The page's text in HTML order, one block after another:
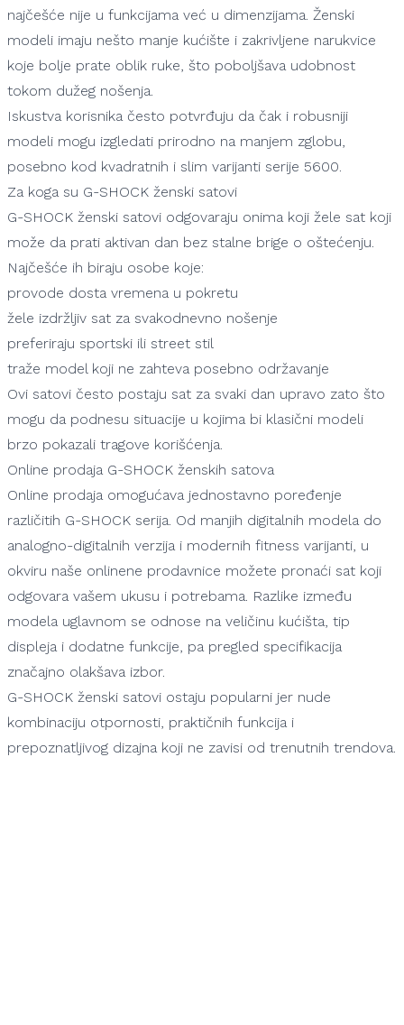
najčešće nije u funkcijama već u dimenzijama. Ženski
modeli imaju nešto manje kućište i zakrivljene narukvice
koje bolje prate oblik ruke, što poboljšava udobnost
tokom dužeg nošenja.
Iskustva korisnika često potvrđuju da čak i robusniji
modeli mogu izgledati prirodno na manjem zglobu,
posebno kod kvadratnih i slim varijanti serije 5600.
Za koga su G-SHOCK ženski satovi
G-SHOCK ženski satovi odgovaraju onima koji žele sat koji
može da prati aktivan dan bez stalne brige o oštećenju.
Najčešće ih biraju osobe koje:
provode dosta vremena u pokretu
žele izdržljiv sat za svakodnevno nošenje
preferiraju sportski ili street stil
traže model koji ne zahteva posebno održavanje
Ovi satovi često postaju sat za svaki dan upravo zato što
mogu da podnesu situacije u kojima bi klasični modeli
brzo pokazali tragove korišćenja.
Online prodaja G-SHOCK ženskih satova
Online prodaja omogućava jednostavno poređenje
različitih G-SHOCK serija. Od manjih digitalnih modela do
analogno-digitalnih verzija i modernih fitness varijanti, u
okviru naše onlinene prodavnice možete pronaći sat koji
odgovara vašem ukusu i potrebama. Razlike između
modela uglavnom se odnose na veličinu kućišta, tip
displeja i dodatne funkcije, pa pregled specifikacija
značajno olakšava izbor.
G-SHOCK ženski satovi ostaju popularni jer nude
kombinaciju otpornosti, praktičnih funkcija i
prepoznatljivog dizajna koji ne zavisi od trenutnih trendova.